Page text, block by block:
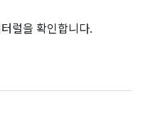
럴을 확인합니다.